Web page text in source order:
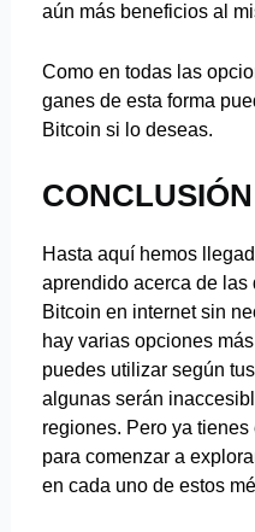
aún más beneficios al
Como en todas las
ganes de esta forma
Bitcoin si lo deseas.
CONCLUSIÓN
Hasta aquí hemos
aprendido acerca de las
Bitcoin en internet sin
hay varias opciones
puedes utilizar según
algunas serán
regiones. Pero ya
para comenzar a
en cada uno de estos